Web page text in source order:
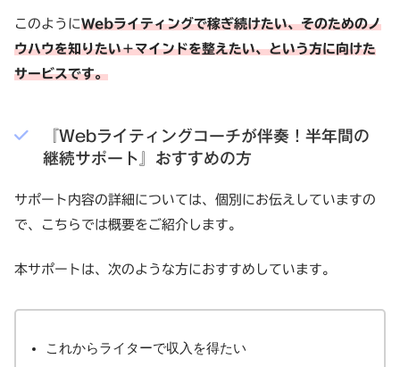
このようにWebライティングで稼ぎ続けたい、そのためのノ
ウハウを知りたい＋マインドを整えたい、という方に向けた
サービスです。
『Webライティングコーチが伴奏！半年間の
継続サポート』おすすめの方
サポート内容の詳細については、個別にお伝えしていますの
で、こちらでは概要をご紹介します。
本サポートは、次のような方におすすめしています。
これからライターで収入を得たい